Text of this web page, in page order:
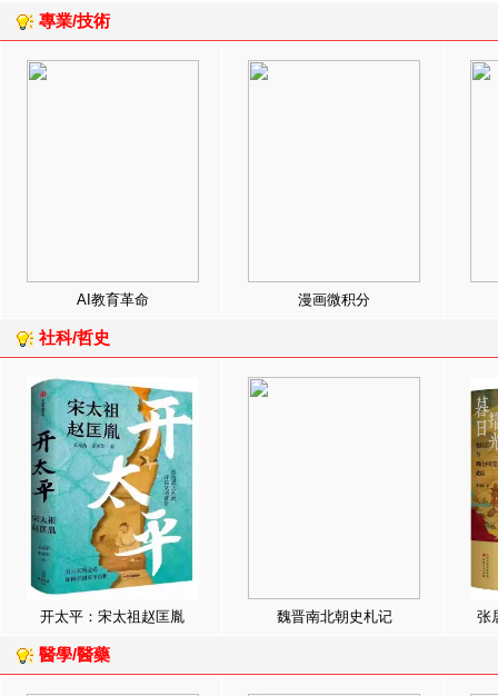
專業/技術
AI教育革命 漫画微积分
社科/哲史
开太平：宋太祖赵匡胤 魏晋南北朝史札记 张
醫學/醫藥